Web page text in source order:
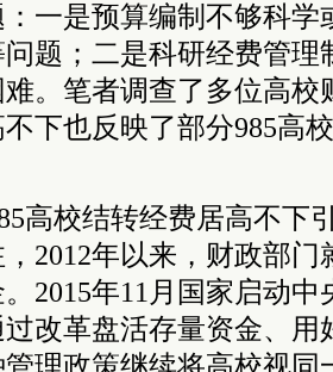
一是预算编制不够科学
题；二是科研经费管理
。笔者调查了多位高校
下也反映了部分985高
高校结转经费居高不下
2012年以来，财政部
2015年11月国家启动
改革盘活存量资金、用